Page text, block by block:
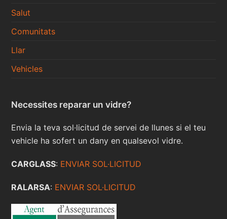
Salut
Comunitats
Llar
Vehicles
Necessites reparar un vidre?
Envia la teva sol·licitud de servei de llunes si el teu
vehicle ha sofert un dany en qualsevol vidre.
CARGLASS: ENVIAR SOL·LICITUD
RALARSA: ENVIAR SOL·LICITUD